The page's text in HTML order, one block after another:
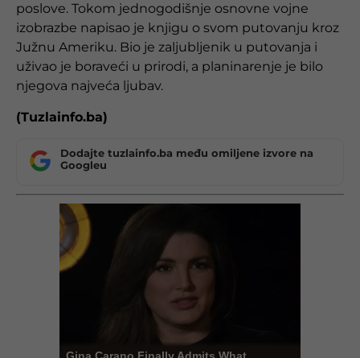
poslove. Tokom jednogodišnje osnovne vojne
izobrazbe napisao je knjigu o svom putovanju kroz
Južnu Ameriku. Bio je zaljubljenik u putovanja i
uživao je boraveći u prirodi, a planinarenje je bilo
njegova najveća ljubav.
(Tuzlainfo.ba)
Dodajte tuzlainfo.ba među omiljene izvore na
Googleu